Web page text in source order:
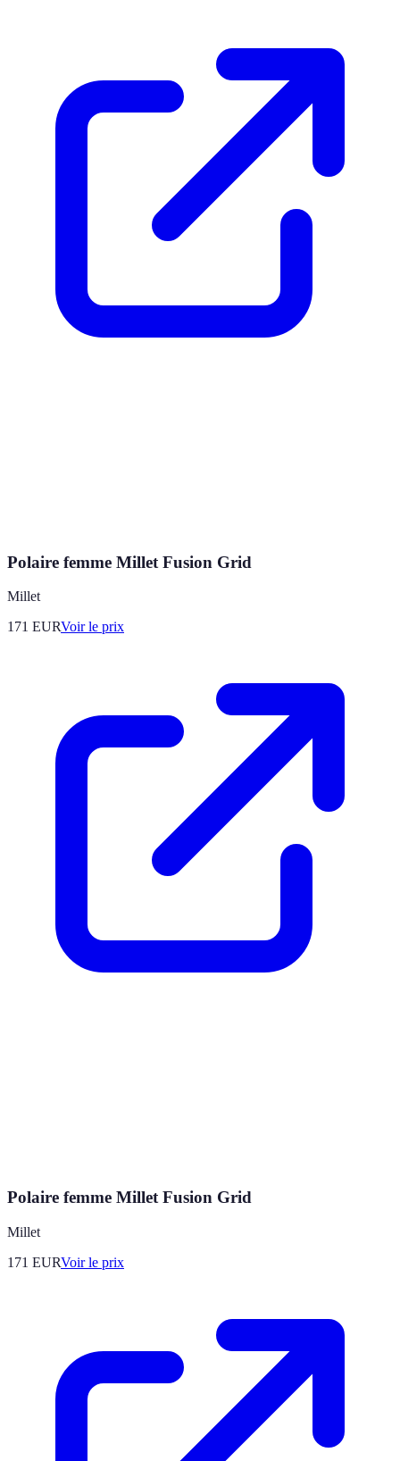
Polaire femme Millet Fusion Grid
Millet
171 EURVoir le prix
Polaire femme Millet Fusion Grid
Millet
171 EURVoir le prix